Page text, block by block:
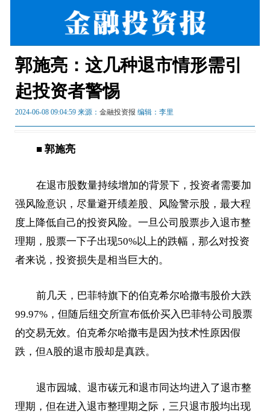
郭施亮：这几种退市情形需引
起投资者警惕
2024-06-08 09:04:59 来源：金融投资报 编辑：李里
■ 郭施亮
在退市股数量持续增加的背景下，投资者需要加
强风险意识，尽量避开绩差股、风险警示股，最大程
度上降低自己的投资风险。一旦公司股票步入退市整
理期，股票一下子出现50%以上的跌幅，那么对投资
者来说，投资损失是相当巨大的。
前几天，巴菲特旗下的伯克希尔哈撒韦股价大跌
99.97%，但随后纽交所宣布低价买入巴菲特公司股票
的交易无效。伯克希尔哈撒韦是因为技术性原因假
跌，但A股的退市股却是真跌。
退市园城、退市碳元和退市同达均进入了退市整
理期，但在进入退市整理期之际，三只退市股均出现